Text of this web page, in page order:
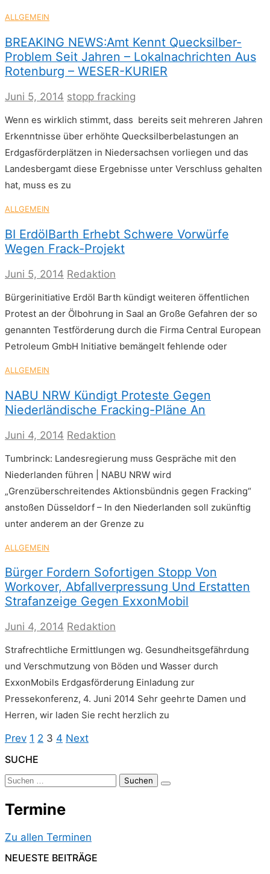
ALLGEMEIN
BREAKING NEWS:Amt Kennt Quecksilber-
Problem Seit Jahren – Lokalnachrichten Aus
Rotenburg – WESER-KURIER
Juni 5, 2014 stopp fracking
Wenn es wirklich stimmt, dass bereits seit mehreren Jahren
Erkenntnisse über erhöhte Quecksilberbelastungen an
Erdgasförderplätzen in Niedersachsen vorliegen und das
Landesbergamt diese Ergebnisse unter Verschluss gehalten
hat, muss es zu
ALLGEMEIN
BI ErdölBarth Erhebt Schwere Vorwürfe
Wegen Frack-Projekt
Juni 5, 2014 Redaktion
Bürgerinitiative Erdöl Barth kündigt weiteren öffentlichen
Protest an der Ölbohrung in Saal an Große Gefahren der so
genannten Testförderung durch die Firma Central European
Petroleum GmbH Initiative bemängelt fehlende oder
ALLGEMEIN
NABU NRW Kündigt Proteste Gegen
Niederländische Fracking-Pläne An
Juni 4, 2014 Redaktion
Tumbrinck: Landesregierung muss Gespräche mit den
Niederlanden führen | NABU NRW wird
„Grenzüberschreitendes Aktionsbündnis gegen Fracking“
anstoßen Düsseldorf – In den Niederlanden soll zukünftig
unter anderem an der Grenze zu
ALLGEMEIN
Bürger Fordern Sofortigen Stopp Von
Workover, Abfallverpressung Und Erstatten
Strafanzeige Gegen ExxonMobil
Juni 4, 2014 Redaktion
Strafrechtliche Ermittlungen wg. Gesundheitsgefährdung
und Verschmutzung von Böden und Wasser durch
ExxonMobils Erdgasförderung Einladung zur
Pressekonferenz, 4. Juni 2014 Sehr geehrte Damen und
Herren, wir laden Sie recht herzlich zu
Seitennummerierung
Der
Beiträge
PrevPrevious
Page
1 Page
2 Page
3 Page
4 NextNext
SUCHE
Suchen
nach:
Termine
Zu allen Terminen
NEUESTE BEITRÄGE